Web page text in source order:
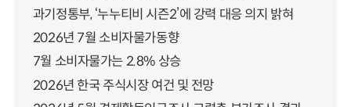
과기정통부, ‘누누티비 시즌2’에 강력 대응 의지 밝혀
2026년 7월 소비자물가동향
7월 소비자물가는 2.8% 상승
2026년 한국 주식시장 여건 및 전망